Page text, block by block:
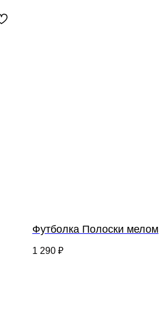
Футболка Полоски мелом
1 290 ₽